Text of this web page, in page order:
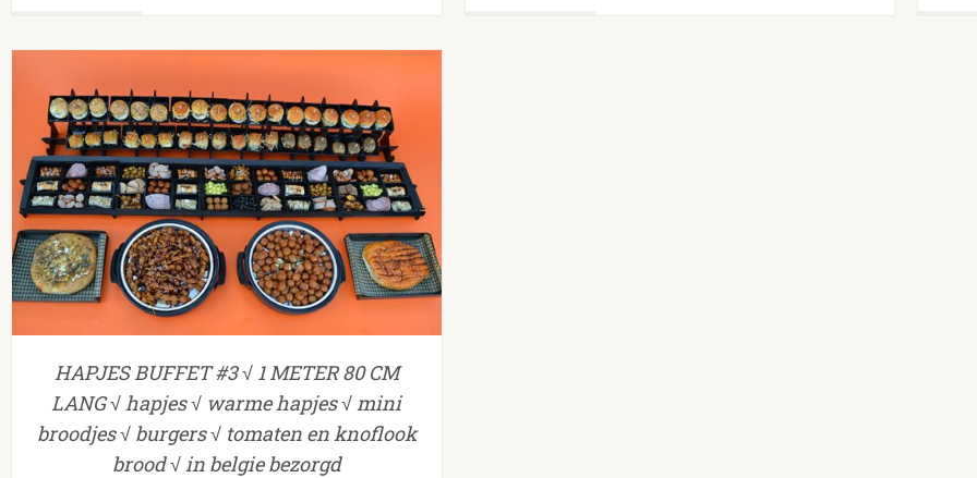
TOEVOEGEN AAN WINKELWAGEN /
HAPJES BUFFET #3 √ 1 METER 80 CM
LANG √ hapjes √ warme hapjes √ mini
broodjes √ burgers √ tomaten en knoflook
brood √ in belgie bezorgd